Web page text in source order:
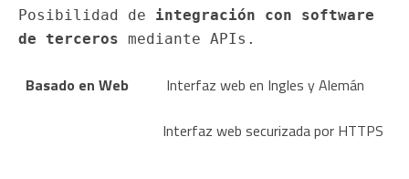
Posibilidad de integración con software
de terceros mediante APIs.
Basado en Web Interfaz web en Ingles y Alemán
Interfaz web securizada por HTTPS